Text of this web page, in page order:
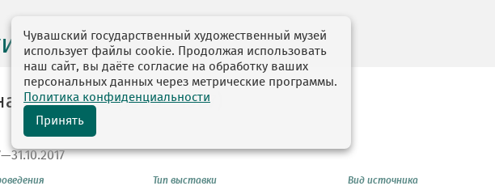
выставок
Бритвина (1958 - 1987)
Тип выставки Вид источника
Чувашский государственный художественный музей
использует файлы cookie. Продолжая использовать
наш сайт, вы даёте согласие на обработку ваших
персональных данных через метрические программы.
Политика конфиденциальности
Принять